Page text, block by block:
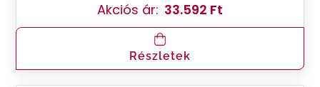
Akciós ár: 33.592 Ft
Részletek